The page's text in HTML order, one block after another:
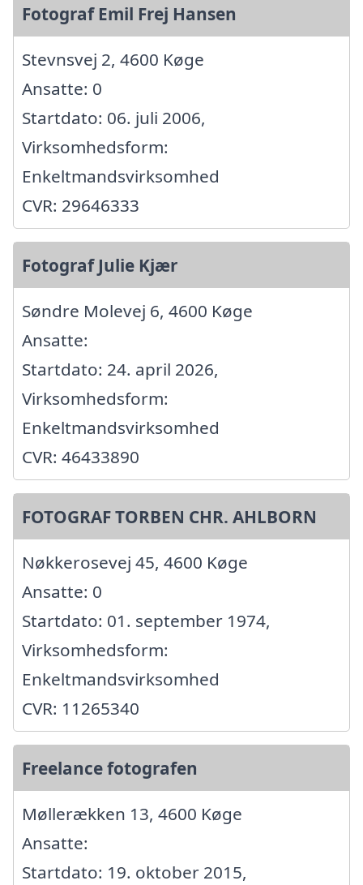
Fotograf Emil Frej Hansen
Stevnsvej 2, 4600 Køge
Ansatte: 0
Startdato: 06. juli 2006,
Virksomhedsform:
Enkeltmandsvirksomhed
CVR: 29646333
Fotograf Julie Kjær
Søndre Molevej 6, 4600 Køge
Ansatte:
Startdato: 24. april 2026,
Virksomhedsform:
Enkeltmandsvirksomhed
CVR: 46433890
FOTOGRAF TORBEN CHR. AHLBORN
Nøkkerosevej 45, 4600 Køge
Ansatte: 0
Startdato: 01. september 1974,
Virksomhedsform:
Enkeltmandsvirksomhed
CVR: 11265340
Freelance fotografen
Møllerækken 13, 4600 Køge
Ansatte:
Startdato: 19. oktober 2015,